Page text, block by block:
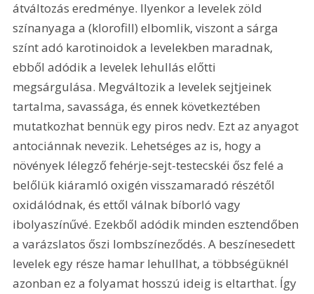
átváltozás eredménye. Ilyenkor a levelek zöld
színanyaga a (klorofill) elbomlik, viszont a sárga
színt adó karotinoidok a levelekben maradnak,
ebből adódik a levelek lehullás előtti
megsárgulása. Megváltozik a levelek sejtjeinek
tartalma, savassága, és ennek következtében
mutatkozhat bennük egy piros nedv. Ezt az anyagot
antociánnak nevezik. Lehetséges az is, hogy a
növények lélegző fehérje-sejt-testecskéi ősz felé a
belőlük kiáramló oxigén visszamaradó részétől
oxidálódnak, és ettől válnak bíborló vagy
ibolyaszínűvé. Ezekből adódik minden esztendőben
a varázslatos őszi lombszíneződés. A beszínesedett
levelek egy része hamar lehullhat, a többségüknél
azonban ez a folyamat hosszú ideig is eltarthat. Így